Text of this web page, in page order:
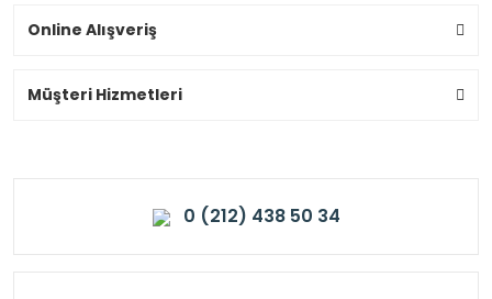
Online Alışveriş
Müşteri Hizmetleri
0 (212) 438 50 34